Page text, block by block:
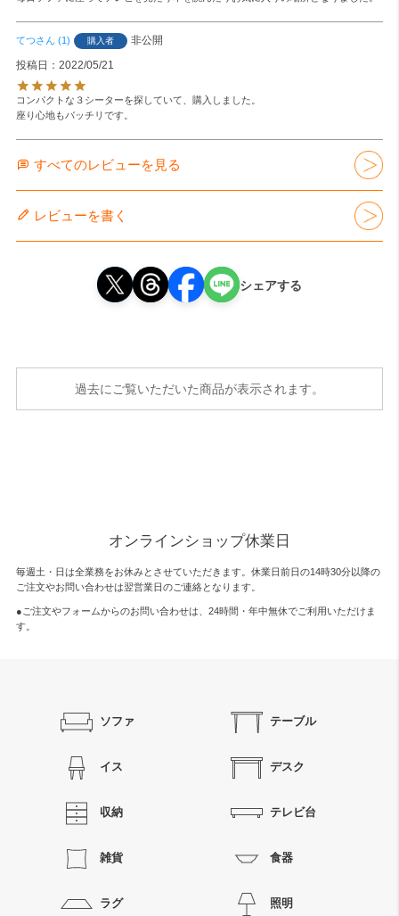
てつ 1 購入者
非公開
投稿日
2022/05/21
コンパクトな３シーターを探していて、購入しました。
座り心地もバッチリです。
すべてのレビューを見る
レビューを書く
シェアする
過去にご覧いただいた商品が表示されます。
オンラインショップ休業日
毎週土・日は全業務をお休みとさせていただきます。休業日前日の14時30分以降の
ご注文やお問い合わせは翌営業日のご連絡となります。
●ご注文やフォームからのお問い合わせは、 24時間・年中無休でご利用いただけま
す。
ソファ テーブル
イス デスク
収納 テレビ台
雑貨 食器
ラグ 照明